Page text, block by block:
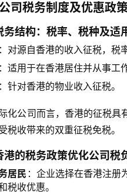
司税务制度及优惠政
务结构：税率、税种及适
：对源自香港的收入征税，税
：适用于在香港居住并从事工
：针对香港的物业收入征税。
化公司而言，香港的征税具
税收带来的双重征税免税。
港的税务政策优化公司税
居民 ：企业选择在香港注册
税收优惠。